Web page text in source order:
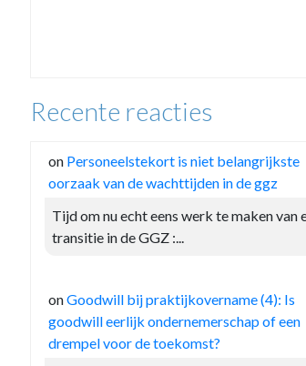
Recente reacties
on Personeelstekort is niet belangrijkste
oorzaak van de wachttijden in de ggz
Tijd om nu echt eens werk te maken van
transitie in de GGZ :...
onGoodwill bij praktijkovername (4): Is
goodwill eerlijk ondernemerschap of een
drempel voor de toekomst?